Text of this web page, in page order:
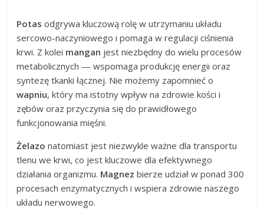
Potas odgrywa kluczową rolę w utrzymaniu układu
sercowo-naczyniowego i pomaga w regulacji ciśnienia
krwi. Z kolei mangan jest niezbędny do wielu procesów
metabolicznych — wspomaga produkcję energii oraz
syntezę tkanki łącznej. Nie możemy zapomnieć o
wapniu, który ma istotny wpływ na zdrowie kości i
zębów oraz przyczynia się do prawidłowego
funkcjonowania mięśni.
Żelazo natomiast jest niezwykle ważne dla transportu
tlenu we krwi, co jest kluczowe dla efektywnego
działania organizmu. Magnez bierze udział w ponad 300
procesach enzymatycznych i wspiera zdrowie naszego
układu nerwowego.